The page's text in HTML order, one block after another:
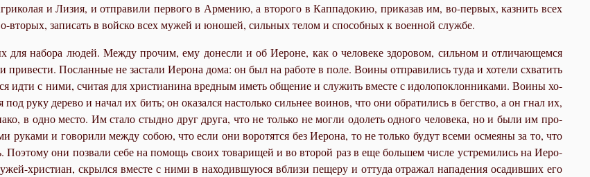
и Ли­зия, и от­пра­ви­ли пер­во­го в Ар­ме­нию, а вто­ро­го в Кап­па­до­кию, при­ка­зав им, во-пер­вых, каз­нить всех
за­пи­сать в вой­ско всех му­жей и юно­шей, силь­ных те­лом и спо­соб­ных к во­ен­ной служ­бе.
для на­бо­ра лю­дей. Меж­ду про­чим, ему до­нес­ли и об Иероне, как о че­ло­ве­ке здо­ро­вом, силь­ном и от­ли­ча­ю­щем­ся
По­слан­ные не за­ста­ли Иеро­на до­ма: он был на ра­бо­те в по­ле. Во­и­ны от­пра­ви­лись ту­да и хо­те­ли схва­тить
ид­ти с ни­ми, счи­тая для хри­сти­а­ни­на вред­ным иметь об­ще­ние и слу­жить вме­сте с идо­ло­по­клон­ни­ка­ми. Во­и­ны хо­
ру­ку де­ре­во и на­чал их бить; он ока­зал­ся на­столь­ко силь­нее во­и­нов, что они об­ра­ти­лись в бег­ство, а он гнал их,
в од­но ме­сто. Им ста­ло стыд­но друг дру­га, что не толь­ко не мог­ли одо­леть од­но­го че­ло­ве­ка, но и бы­ли им про­
ру­ка­ми и го­во­ри­ли меж­ду со­бою, что ес­ли они во­ро­тят­ся без Иеро­на, то не толь­ко бу­дут все­ми осме­я­ны за то, что
По­это­му они по­зва­ли се­бе на по­мощь сво­их то­ва­ри­щей и во вто­рой раз в еще боль­шем чис­ле устре­ми­лись на Иеро­
хри­сти­ан, скрыл­ся вме­сте с ни­ми в на­хо­див­шу­ю­ся вбли­зи пе­ще­ру и от­ту­да от­ра­жал на­па­де­ния оса­див­ших его